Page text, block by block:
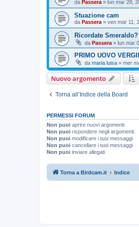
da Passera » lun mar 28,
Stuazione cam
da Passera » ven mar 11,
Ricordate Smeraldo?
da Passera » lun mar
PRIMO UOVO
da maria luisa » mer
Nuovo argomento
Torna all’Indice della Board
PERMESSI FORUM
Non puoi aprire nuovi argomenti
Non puoi rispondere negli argomenti
Non puoi modificare i tuoi messaggi
Non puoi cancellare i tuoi messaggi
Non puoi inviare allegati
Torna a Birdcam.it Indice